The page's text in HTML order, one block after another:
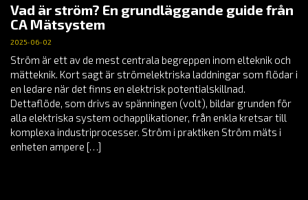
Vad är ström? En grundläggande guide från
CA Mätsystem
2025-06-02
Ström är ett av de mest centrala begreppen inom elteknik och
mätteknik. Kort sagt är strömelektriska laddningar som flödar i
en ledare när det finns en elektrisk potentialskillnad.
Dettaflöde, som drivs av spänningen (volt), bildar grunden för
alla elektriska system ochapplikationer, från enkla kretsar till
komplexa industriprocesser. Ström i praktiken Ström mäts i
enheten ampere […]